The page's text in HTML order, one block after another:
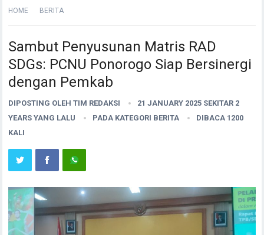
HOME BERITA
Sambut Penyusunan Matris RAD
SDGs: PCNU Ponorogo Siap Bersinergi
dengan Pemkab
DIPOSTING OLEHTIM REDAKSI
21 JANUARY 2025 SEKITAR 2
YEARS YANG LALU
PADA KATEGORI BERITA
DIBACA 1200
KALI